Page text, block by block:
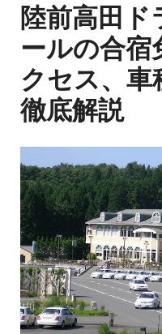
陸前高田ド
ールの合宿
クセス、車
徹底解説